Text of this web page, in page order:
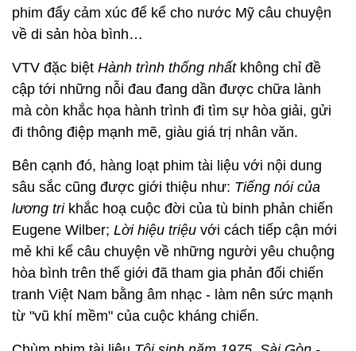
phim đẩy cảm xúc để kể cho nước Mỹ câu chuyện
về di sản hòa bình…
VTV đặc biệt Hành trình thống nhấtkhông chỉ đề
cập tới những nỗi đau đang dần được chữa lành
mà còn khắc họa hành trình đi tìm sự hòa giải, gửi
đi thông điệp mạnh mẽ, giàu giá trị nhân văn.
Bên cạnh đó, hàng loạt phim tài liệu với nội dung
sâu sắc cũng được giới thiệu như: Tiếng nói của
lương trikhắc hoạ cuộc đời của tù binh phản chiến
Eugene Wilber; Lời hiệu triệu với cách tiếp cận mới
mẻ khi kể câu chuyện về những người yêu chuộng
hòa bình trên thế giới đã tham gia phản đối chiến
tranh Việt Nam bằng âm nhạc - làm nên sức mạnh
từ "vũ khí mềm" của cuộc kháng chiến.